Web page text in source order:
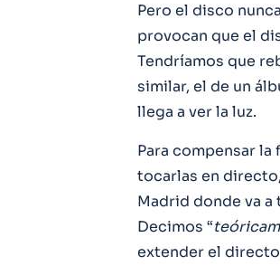
Pero el disco
provocan que el
Tendríamos que
similar, el de un
llega a ver la luz.
Para compensar
tocarlas en directo,
Madrid donde va
Decimos “
extender el directo